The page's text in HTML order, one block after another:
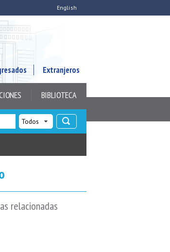
English
Extranjeros
BIBLIOTECA
relacionadas